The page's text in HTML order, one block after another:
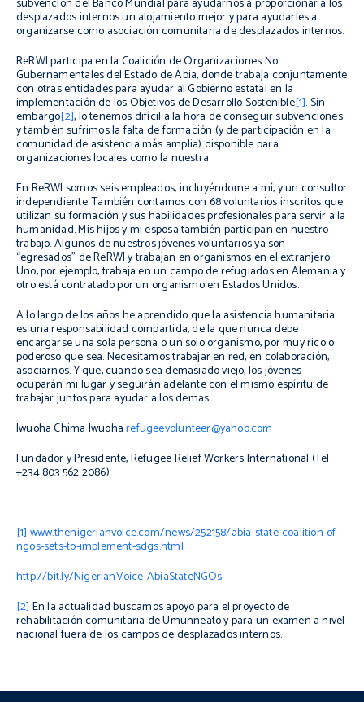
desplazados internos un alojamiento mejor y para ayudarles a
organizarse como asociación comunitaria de desplazados internos.
ReRWI participa en la Coalición de Organizaciones No
Gubernamentales del Estado de Abia, donde trabaja conjuntamente
con otras entidades para ayudar al Gobierno estatal en la
implementación de los Objetivos de Desarrollo Sostenible[1]. Sin
embargo[2], lo tenemos difícil a la hora de conseguir subvenciones
y también sufrimos la falta de formación (y de participación en la
comunidad de asistencia más amplia) disponible para
organizaciones locales como la nuestra.
En ReRWI somos seis empleados, incluyéndome a mí, y un consultor
independiente. También contamos con 68 voluntarios inscritos que
utilizan su formación y sus habilidades profesionales para servir a la
humanidad. Mis hijos y mi esposa también participan en nuestro
trabajo. Algunos de nuestros jóvenes voluntarios ya son
“egresados” de ReRWI y trabajan en organismos en el extranjero.
Uno, por ejemplo, trabaja en un campo de refugiados en Alemania y
otro está contratado por un organismo en Estados Unidos.
A lo largo de los años he aprendido que la asistencia humanitaria
es una responsabilidad compartida, de la que nunca debe
encargarse una sola persona o un solo organismo, por muy rico o
poderoso que sea. Necesitamos trabajar en red, en colaboración,
asociarnos. Y que, cuando sea demasiado viejo, los jóvenes
ocuparán mi lugar y seguirán adelante con el mismo espíritu de
trabajar juntos para ayudar a los demás.
Iwuoha Chima Iwuoharefugeevolunteer@yahoo.com
Fundador y Presidente, Refugee Relief Workers International (Tel
+234 803 562 2086)
[1] www.thenigerianvoice.com/news/252158/abia-state-coalition-of-
ngos-sets-to-implement-sdgs.html
http://bit.ly/NigerianVoice-AbiaStateNGOs
[2] En la actualidad buscamos apoyo para el proyecto de
rehabilitación comunitaria de Umunneato y para un examen a nivel
nacional fuera de los campos de desplazados internos.